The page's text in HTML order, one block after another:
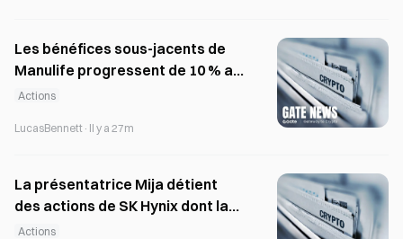
Les bénéfices sous-jacents de
Manulife progressent de 10 % au
premier semestre ; dividende de
Actions
LucasBennett · Il y a 27m
La présentatrice Mija détient
des actions de SK Hynix dont la
moins-value dépasse un million
Actions